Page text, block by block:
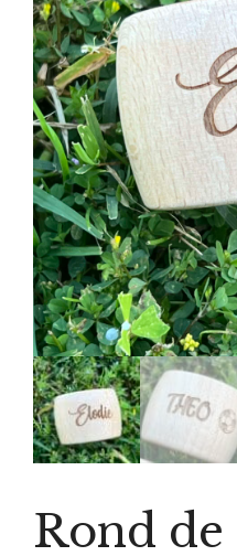
Rond